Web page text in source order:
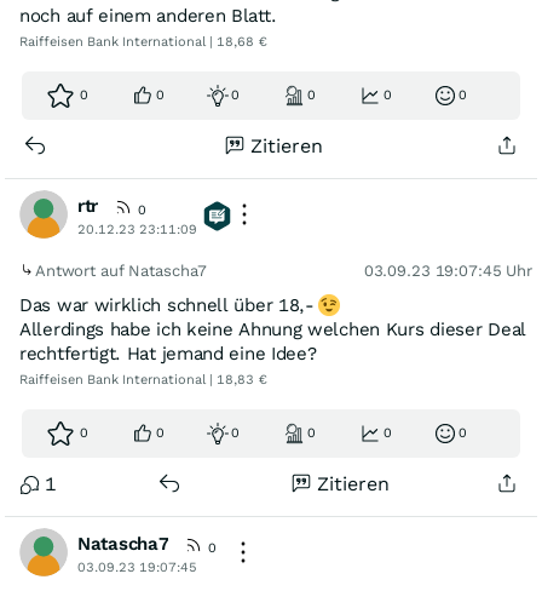
noch auf einem anderen Blatt.
Raiffeisen Bank International | 18,68 €
0 0 0 0 0 0
Zitieren
rtr
0
20.12.23 23:11:09
Antwort auf Natascha7 03.09.23 19:07:45 Uhr
Das war wirklich schnell über 18,-
Allerdings habe ich keine Ahnung welchen Kurs dieser Deal
rechtfertigt. Hat jemand eine Idee?
Raiffeisen Bank International | 18,83 €
0 0 0 0 0 0
1 Zitieren
Natascha7
0
03.09.23 19:07:45